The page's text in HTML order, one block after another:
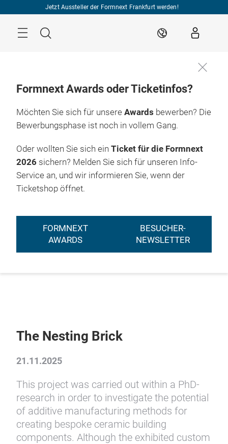
Jetzt Aussteller der Formnext Frankfurt werden!
Suche DE
Formnext Awards oder Ticketinfos?
Möchten Sie sich für unsere Awards bewerben? Die
Bewerbungsphase ist noch in vollem Gang.
Oder wollten Sie sich ein Ticket für die Formnext
2026 sichern? Melden Sie sich für unseren Info-
Service an, und wir informieren Sie, wenn der
Ticketshop öffnet.
FORMNEXT
AWARDS
BESUCHER-
NEWSLETTER
The Nesting Brick
21.11.2025
This project was carried out within a PhD-
research in order to investigate the potential
of additive manufacturing methods for
creating bespoke ceramic building
components. Although the exhibited custom